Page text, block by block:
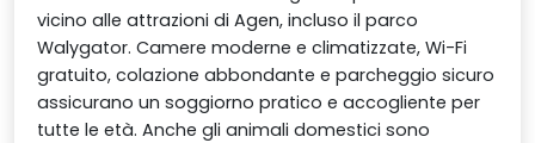
vicino alle attrazioni di Agen, incluso il parco
Walygator. Camere moderne e climatizzate, Wi-Fi
gratuito, colazione abbondante e parcheggio sicuro
assicurano un soggiorno pratico e accogliente per
tutte le età. Anche gli animali domestici sono